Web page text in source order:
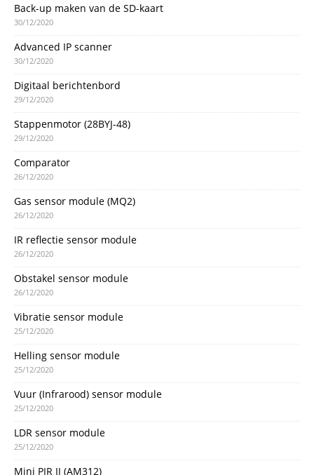
Back-up maken van de SD-kaart
30/12/2020
Advanced IP scanner
30/12/2020
Digitaal berichtenbord
29/12/2020
Stappenmotor (28BYJ-48)
29/12/2020
Comparator
26/12/2020
Gas sensor module (MQ2)
26/12/2020
IR reflectie sensor module
26/12/2020
Obstakel sensor module
26/12/2020
Vibratie sensor module
25/12/2020
Helling sensor module
25/12/2020
Vuur (Infrarood) sensor module
25/12/2020
LDR sensor module
25/12/2020
Mini PIR II (AM312)